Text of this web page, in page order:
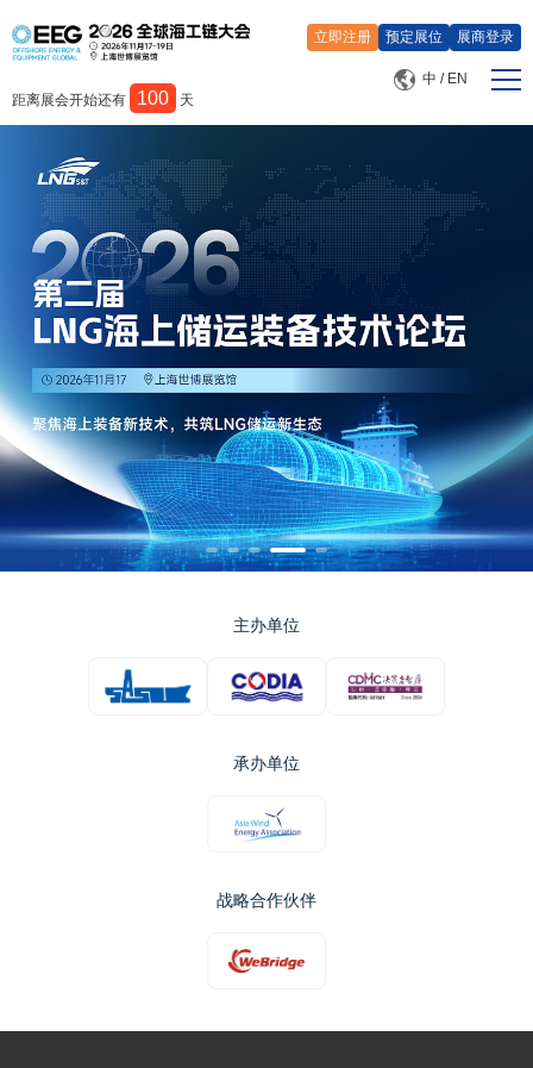
展览
会议
媒体中心
关于我们
中 / EN
距离展会开始还有
100 天
立即注册 预定展位 展商登录
主办单位
承办单位
战略合作伙伴